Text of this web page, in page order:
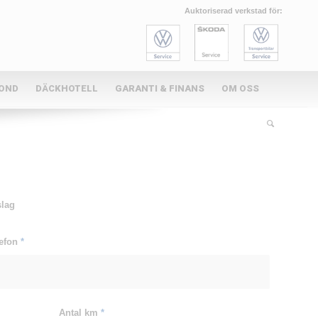
Auktoriserad verkstad för:
DÄCKHOTELL GARANTI & FINANS OM OSS
*
Antal km*